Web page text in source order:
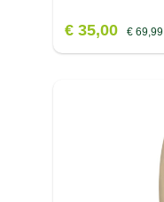
€ 35,00 € 69,99